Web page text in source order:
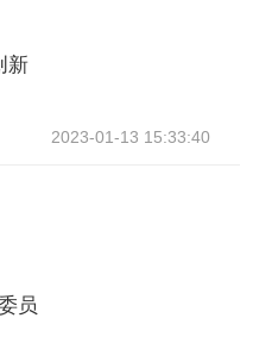
新
2023-01-13 15:33:40
员